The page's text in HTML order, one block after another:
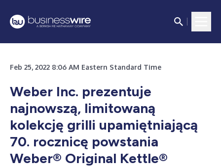
Feb 25, 2022 8:06 AM Eastern Standard Time
Weber Inc. prezentuje
najnowszą, limitowaną
kolekcję grilli upamiętniającą
70. rocznicę powstania
Weber® Original Kettle®